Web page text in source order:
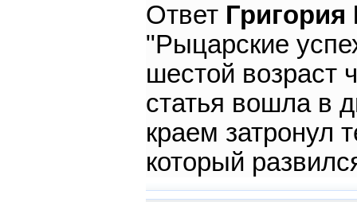
Ответ
"Рыцарские
шестой возраст
статья вошла в
краем затронул
который